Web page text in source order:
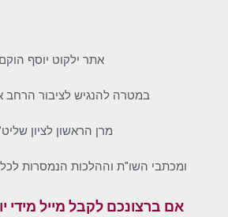
אתר ילקוט יוסף הוקם
במטרה להנגיש לציבור הרחב
מרן הראשון לציון
ומכתבי השו"ת וההלכות הנמסרות
אם ברצונכם לקבל מייל מידי